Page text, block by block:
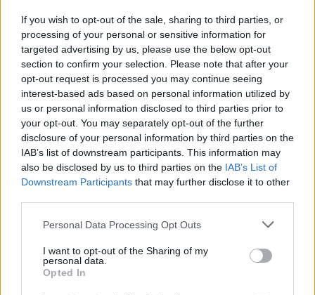
If you wish to opt-out of the sale, sharing to third parties, or
processing of your personal or sensitive information for
targeted advertising by us, please use the below opt-out
section to confirm your selection. Please note that after your
opt-out request is processed you may continue seeing
interest-based ads based on personal information utilized by
us or personal information disclosed to third parties prior to
your opt-out. You may separately opt-out of the further
disclosure of your personal information by third parties on the
IAB’s list of downstream participants. This information may
also be disclosed by us to third parties on the IAB’s List of
Downstream Participants that may further disclose it to other
Personal Data Processing Opt Outs
I want to opt-out of the Sharing of my
personal data.
Opted In